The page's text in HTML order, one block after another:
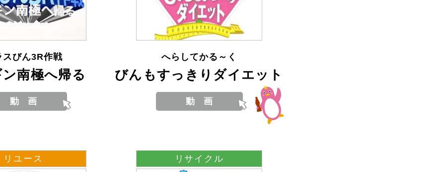
スびん3R作戦
ン南極へ帰る
へらしてかる～く
びんもすっきりダイエット
リユース リサイクル